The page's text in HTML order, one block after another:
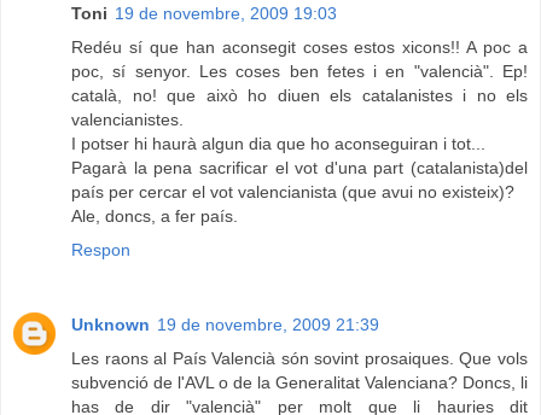
Toni 19 de novembre, 2009 19:03
Redéu sí que han aconsegit coses estos xicons!! A poc a
poc, sí senyor. Les coses ben fetes i en "valencià". Ep!
català, no! que això ho diuen els catalanistes i no els
valencianistes.
I potser hi haurà algun dia que ho aconseguiran i tot...
Pagarà la pena sacrificar el vot d'una part (catalanista)del
país per cercar el vot valencianista (que avui no existeix)?
Ale, doncs, a fer país.
Respon
Unknown 19 de novembre, 2009 21:39
Les raons al País Valencià són sovint prosaiques. Que vols
subvenció de l'AVL o de la Generalitat Valenciana? Doncs, li
has de dir "valencià" per molt que li hauries dit